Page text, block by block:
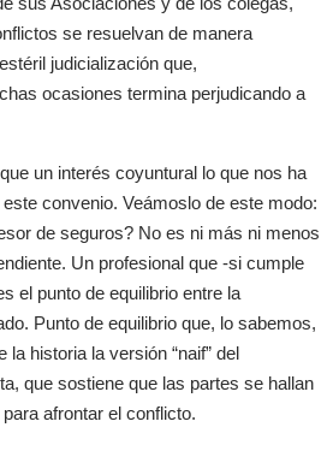
se resuelvan de manera
judicialización que,
ocasiones termina perjudicando a
un interés coyuntural lo que nos ha
convenio. Veámoslo de este modo:
de seguros? No es ni más ni menos
Un profesional que -si cumple
el punto de equilibrio entre la
Punto de equilibrio que, lo sabemos,
la historia la versión “naif” del
que sostiene que las partes se hallan
afrontar el conflicto.